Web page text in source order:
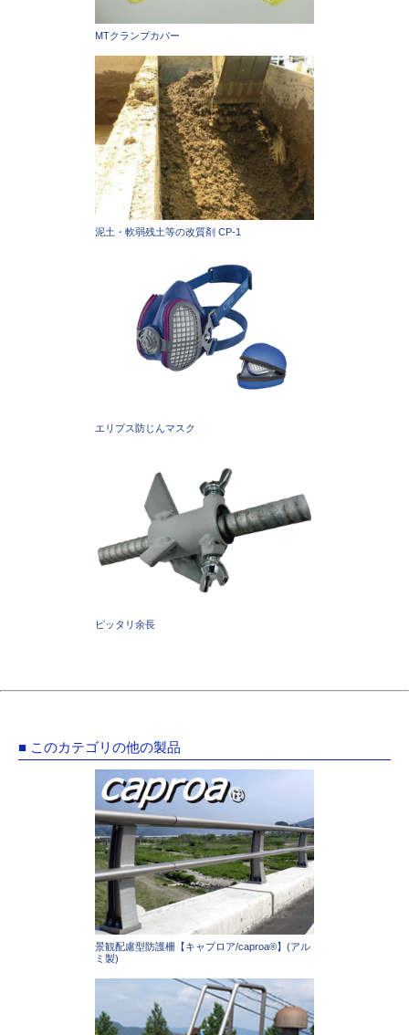
MTクランプカバー
泥土・軟弱残土等の改質剤 CP-1
エリプス防じんマスク
ピッタリ余長
■ このカテゴリの他の製品
景観配慮型防護柵【キャプロア/caproa®】(アル
ミ製)